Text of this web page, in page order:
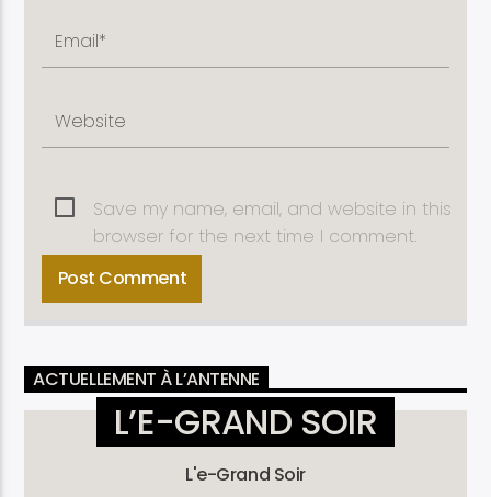
Save my name, email, and website in this
browser for the next time I comment.
ACTUELLEMENT À L’ANTENNE
L’E-GRAND SOIR
L'e-Grand Soir